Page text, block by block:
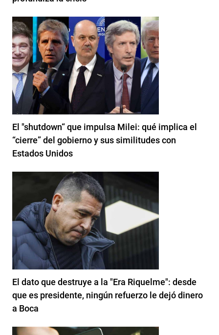
El "shutdown“ que impulsa Milei: qué implica el
“cierre” del gobierno y sus similitudes con
Estados Unidos
El dato que destruye a la "Era Riquelme": desde
que es presidente, ningún refuerzo le dejó dinero
a Boca